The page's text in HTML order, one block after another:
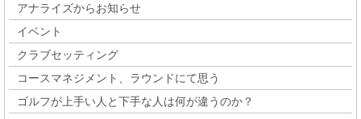
アナライズからお知らせ
イベント
クラブセッティング
コースマネジメント、ラウンドにて思う
ゴルフが上手い人と下手な人は何が違うのか？